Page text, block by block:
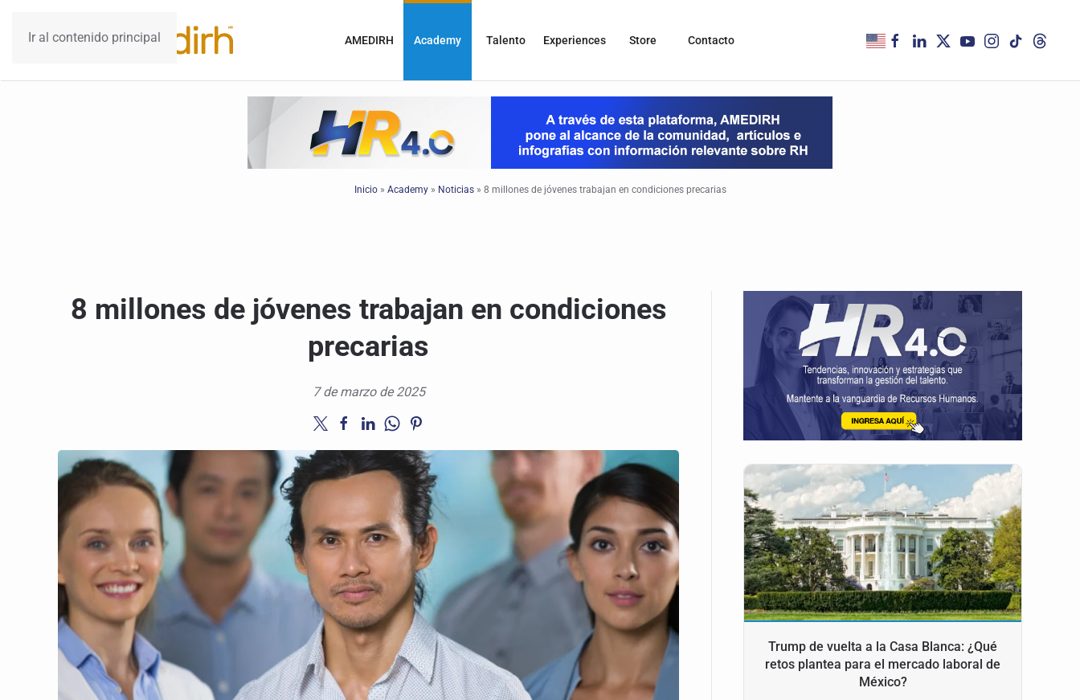
Ir al contenido principal AMEDIRH Academy Talento Experiences Store Contacto
Inicio» Academy» Noticias» 8 millones de jóvenes trabajan en condiciones precarias
8 millones de jóvenes trabajan en condiciones
precarias
7 de marzo de 2025
Trump de vuelta a la Casa Blanca: ¿Qué
retos plantea para el mercado laboral de
México?